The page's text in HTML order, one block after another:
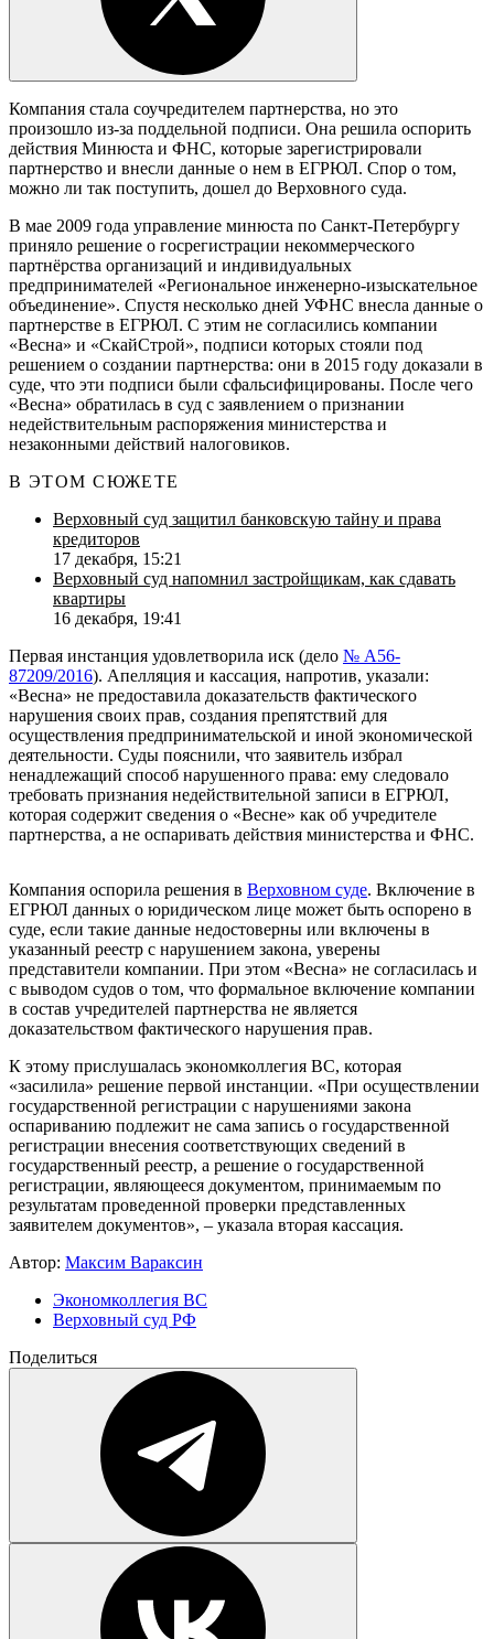
Компания стала соучредителем партнерства, но это
произошло из-за поддельной подписи. Она решила оспорить
действия Минюста и ФНС, которые зарегистрировали
партнерство и внесли данные о нем в ЕГРЮЛ. Спор о том,
можно ли так поступить, дошел до Верховного суда.
В мае 2009 года управление минюста по Санкт-Петербургу
приняло решение о госрегистрации некоммерческого
партнёрства организаций и индивидуальных
предпринимателей «Региональное инженерно-изыскательное
объединение». Спустя несколько дней УФНС внесла данные о
партнерстве в ЕГРЮЛ. С этим не согласились компании
«Весна» и «СкайСтрой», подписи которых стояли под
решением о создании партнерства: они в 2015 году доказали в
суде, что эти подписи были сфальсифицированы. После чего
«Весна» обратилась в суд с заявлением о признании
недействительным распоряжения министерства и
незаконными действий налоговиков.
В ЭТОМ СЮЖЕТЕ
Верховный суд защитил банковскую тайну и права
кредиторов
17 декабря, 15:21
Верховный суд напомнил застройщикам, как сдавать
квартиры
16 декабря, 19:41
Первая инстанция удовлетворила иск (дело № А56-
87209/2016). Апелляция и кассация, напротив, указали:
«Весна» не предоставила доказательств фактического
нарушения своих прав, создания препятствий для
осуществления предпринимательской и иной экономической
деятельности. Суды пояснили, что заявитель избрал
ненадлежащий способ нарушенного права: ему следовало
требовать признания недействительной записи в ЕГРЮЛ,
которая содержит сведения о «Весне» как об учредителе
партнерства, а не оспаривать действия министерства и ФНС.
Компания оспорила решения в Верховном суде. Включение в
ЕГРЮЛ данных о юридическом лице может быть оспорено в
суде, если такие данные недостоверны или включены в
указанный реестр с нарушением закона, уверены
представители компании. При этом «Весна» не согласилась и
с выводом судов о том, что формальное включение компании
в состав учредителей партнерства не является
доказательством фактического нарушения прав.
К этому прислушалась экономколлегия ВС, которая
«засилила» решение первой инстанции. «При осуществлении
государственной регистрации с нарушениями закона
оспариванию подлежит не сама запись о государственной
регистрации внесения соответствующих сведений в
государственный реестр, а решение о государственной
регистрации, являющееся документом, принимаемым по
результатам проведенной проверки представленных
заявителем документов», – указала вторая кассация.
Автор: Максим Вараксин
Экономколлегия ВС
Верховный суд РФ
Поделиться